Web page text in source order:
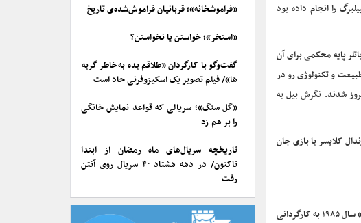
را انجام داده بود
پایه محکمی برای آن
و تکنولوژی رو در
شدند. نگرش بیل به
فورد کاپولا و «گریس» رندال کلایسر با بازی جان
وی همچنین فیلمبردار «دانه شیطان» و «کاپریکورن یک» در دهه ۱۹۷۰ بود و فیلمبرداری «راکی ۲» سال ۱۹۷۹، «راکی ۳» سال ۱۹۸۲ و «راکی ۴» سال ۱۹۸۵ به کارگردانی
«فراموشخانه»؛ قربانیان فراموش‌شده‌ی تاریخ
«استخر»؛ خواستن یا نخواستن؟
گفت‌وگو با کارگردان «طلاقم بده به خاطر گربه
ها»/ فیلم تصویر یک اسکیزوفرنی حاد است
«گل سنگ»؛ سریالی که قواعد نمایش خانگی
را بر هم زد
تاریخچه سریال‌های ماه رمضان از ابتدا
تاکنون/ در دهه هشتاد ۴۰ سریال روی آنتن
رفت